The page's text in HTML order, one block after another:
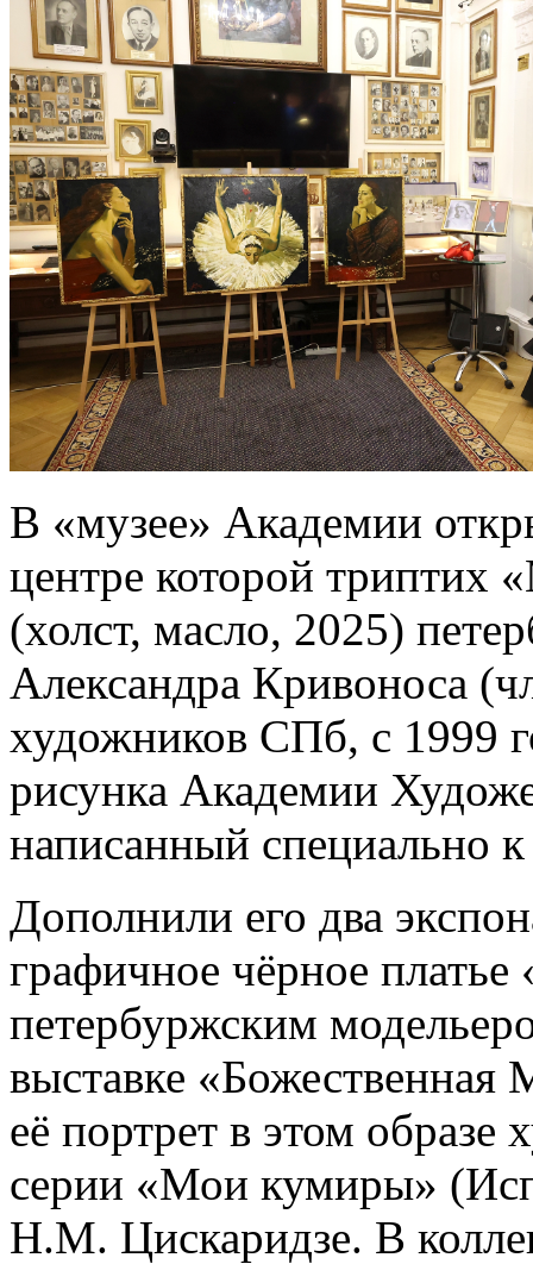
В «музее» Академии
центре которой триптих
(холст, масло, 2025)
Александра Кривоноса
художников СПб, с 1999
рисунка Академии
написанный специально
Дополнили его два
графичное чёрное
петербуржским
выставке
её портрет в этом
серии «Мои кумиры»
Н.М. Цискаридзе. В